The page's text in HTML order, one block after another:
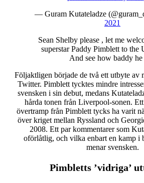
— Guram Kutateladze
2021
Sean Shelby please , let me
superstar Paddy Pimblett to the
And see how baddy he
Följaktligen började de två ett utbyte av
Twitter. Pimblett tycktes mindre
svensken i sin debut, medans
hårda tonen från Liverpool-sonen.
övertramp från Pimblett tycks ha varit
över kriget mellan Ryssland och
2008. Ett par kommentarer som
oförlåtlig, och vilka enbart en kamp i
menar svensken.
Pimbletts ’vidriga’